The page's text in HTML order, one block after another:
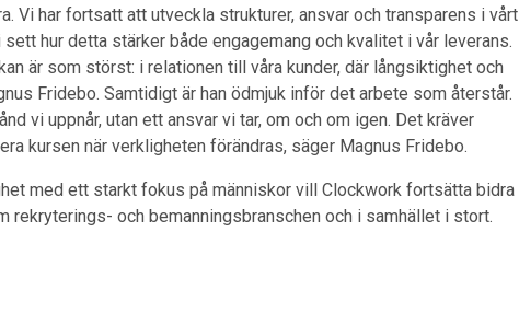
Vi har fortsatt att utveckla strukturer, ansvar och transparens i vårt
hur detta stärker både engagemang och kvalitet i vår leverans.
är som störst: i relationen till våra kunder, där långsiktighet och
Fridebo. Samtidigt är han ödmjuk inför det arbete som återstår.
vi uppnår, utan ett ansvar vi tar, om och om igen. Det kräver
kursen när verkligheten förändras, säger Magnus Fridebo.
med ett starkt fokus på människor vill Clockwork fortsätta bidra
rekryterings- och bemanningsbranschen och i samhället i stort.